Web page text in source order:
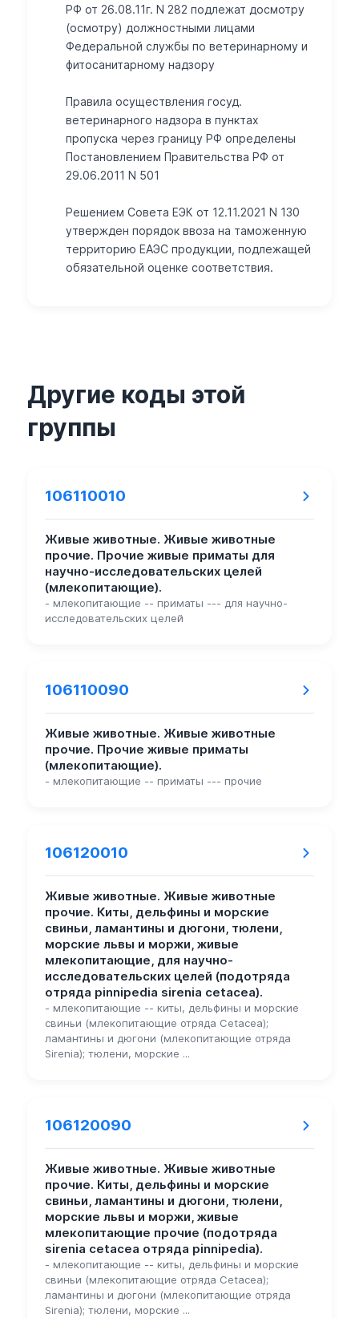
РФ от 26.08.11г. N 282 подлежат досмотру
(осмотру) должностными лицами
Федеральной службы по ветеринарному и
фитосанитарному надзору
Правила осуществления госуд.
ветеринарного надзора в пунктах
пропуска через границу РФ определены
Постановлением Правительства РФ от
29.06.2011 N 501
Решением Совета ЕЭК от 12.11.2021 N 130
утвержден порядок ввоза на таможенную
территорию ЕАЭС продукции, подлежащей
обязательной оценке соответствия.
Другие коды этой
группы
106110010
Живые животные. Живые животные
прочие. Прочие живые приматы для
научно-исследовательских целей
(млекопитающие).
- млекопитающие -- приматы --- для научно-
исследовательских целей
106110090
Живые животные. Живые животные
прочие. Прочие живые приматы
(млекопитающие).
- млекопитающие -- приматы --- прочие
106120010
Живые животные. Живые животные
прочие. Киты, дельфины и морские
свиньи, ламантины и дюгони, тюлени,
морские львы и моржи, живые
млекопитающие, для научно-
исследовательских целей (подотряда
отряда pinnipedia sirenia cetacea).
- млекопитающие -- киты, дельфины и морские
свиньи (млекопитающие отряда Cetacea);
ламантины и дюгони (млекопитающие отряда
Sirenia); тюлени, морские ...
106120090
Живые животные. Живые животные
прочие. Киты, дельфины и морские
свиньи, ламантины и дюгони, тюлени,
морские львы и моржи, живые
млекопитающие прочие (подотряда
sirenia cetacea отряда pinnipedia).
- млекопитающие -- киты, дельфины и морские
свиньи (млекопитающие отряда Cetacea);
ламантины и дюгони (млекопитающие отряда
Sirenia); тюлени, морские ...